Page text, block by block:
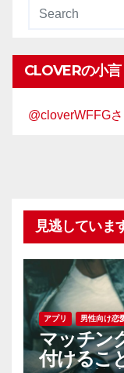
CLOVERの小言
@cloverWFFG
見逃していま
アプリ 男性向け恋
マッチン
付けるこ